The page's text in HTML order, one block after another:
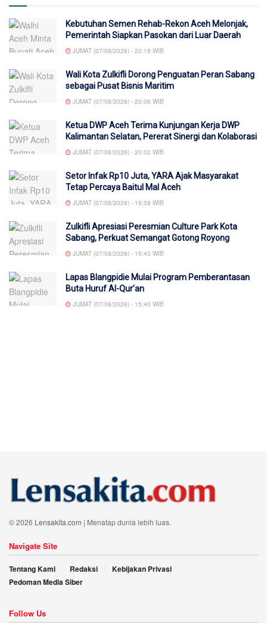
Kebutuhan Semen Rehab-Rekon Aceh Melonjak,
Pemerintah Siapkan Pasokan dari Luar Daerah
JUMAT (07/08/2026) - 20:18 WIB
Wali Kota Zulkifli Dorong Penguatan Peran Sabang
sebagai Pusat Bisnis Maritim
JUMAT (07/08/2026) - 20:06 WIB
Ketua DWP Aceh Terima Kunjungan Kerja DWP
Kalimantan Selatan, Pererat Sinergi dan Kolaborasi
JUMAT (07/08/2026) - 20:02 WIB
Setor Infak Rp10 Juta, YARA Ajak Masyarakat
Tetap Percaya Baitul Mal Aceh
JUMAT (07/08/2026) - 19:58 WIB
Zulkifli Apresiasi Peresmian Culture Park Kota
Sabang, Perkuat Semangat Gotong Royong
JUMAT (07/08/2026) - 15:43 WIB
Lapas Blangpidie Mulai Program Pemberantasan
Buta Huruf Al-Qur’an
JUMAT (07/08/2026) - 15:40 WIB
© 2026 Lensakita.com | Menatap dunia lebih luas.
Navigate Site
Tentang Kami Redaksi
Kebijakan Privasi
Pedoman Media Siber
Follow Us